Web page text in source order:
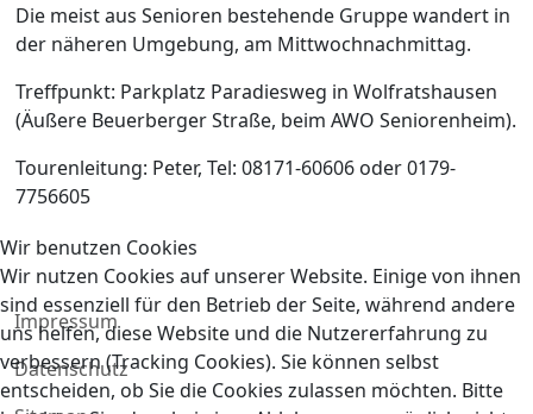
Die meist aus Senioren bestehende Gruppe wandert in
der näheren Umgebung, am Mittwochnachmittag.
Treffpunkt: Parkplatz Paradiesweg in Wolfratshausen
(Äußere Beuerberger Straße, beim AWO Seniorenheim).
Tourenleitung: Peter, Tel: 08171-60606 oder 0179-
7756605
Impressum
Datenschutz
Wir benutzen Cookies
Wir nutzen Cookies auf unserer Website. Einige von ihnen
sind essenziell für den Betrieb der Seite, während andere
uns helfen, diese Website und die Nutzererfahrung zu
verbessern (Tracking Cookies). Sie können selbst
entscheiden, ob Sie die Cookies zulassen möchten. Bitte